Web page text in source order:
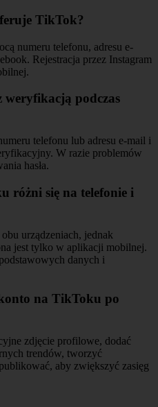
TikTok?
numeru telefonu, adresu e-
Rejestracja przez Instagram
weryfikacją podczas
telefonu lub adresu e-mail i
W razie problemów
hasła.
różni się na telefonie i
urządzeniach, jednak
jest tylko w aplikacji mobilnej.
danych i
na TikToku po
zdjęcie profilowe, dodać
trendów, tworzyć
aby zwiększyć zasięg